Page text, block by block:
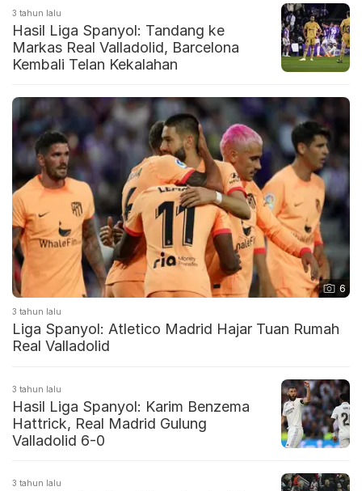
3 tahun lalu
Hasil Liga Spanyol: Tandang ke
Markas Real Valladolid, Barcelona
Kembali Telan Kekalahan
6
3 tahun lalu
Liga Spanyol: Atletico Madrid Hajar Tuan Rumah
Real Valladolid
3 tahun lalu
Hasil Liga Spanyol: Karim Benzema
Hattrick, Real Madrid Gulung
Valladolid 6-0
3 tahun lalu